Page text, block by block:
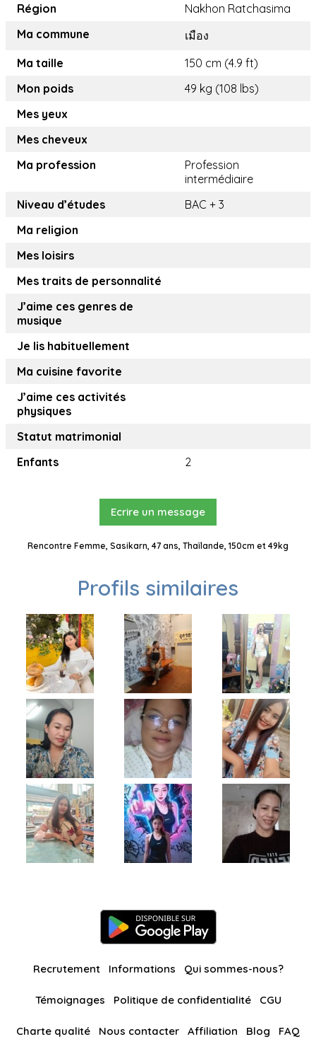
Région
Nakhon Ratchasima
Ma commune
เมือง
Ma taille
150 cm (4.9 ft)
Mon poids
49 kg (108 lbs)
Mes yeux
Mes cheveux
Ma profession
Profession
intermédiaire
Niveau d’études
BAC + 3
Ma religion
Mes loisirs
Mes traits de personnalité
J’aime ces genres de
musique
Je lis habituellement
Ma cuisine favorite
J’aime ces activités
physiques
Statut matrimonial
Enfants
2
Ecrire un message
Rencontre Femme, Sasikarn, 47 ans, Thaïlande, 150cm et 49kg
Profils similaires
Recrutement Informations Qui sommes-nous?
Témoignages Politique de confidentialité CGU
Charte qualité Nous contacter Affiliation Blog FAQ